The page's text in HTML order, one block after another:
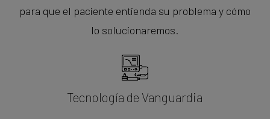
para que el paciente entienda su problema y cómo
lo solucionaremos.
Tecnología de Vanguardia